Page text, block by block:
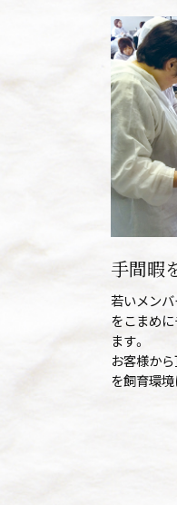
手間暇
若いメン
をこまめ
ます。
お客様か
を飼育環境